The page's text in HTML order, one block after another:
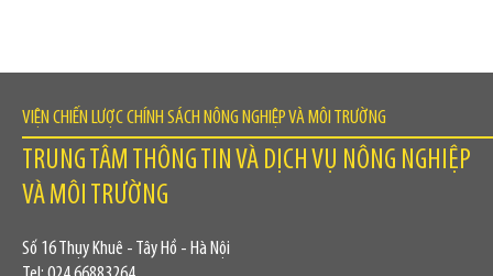
VIỆN CHIẾN LƯỢC CHÍNH SÁCH NÔNG NGHIỆP VÀ MÔI TRƯỜNG
TRUNG TÂM THÔNG TIN VÀ DỊCH VỤ NÔNG NGHIỆP
VÀ MÔI TRƯỜNG
Số 16 Thụy Khuê - Tây Hồ - Hà Nội